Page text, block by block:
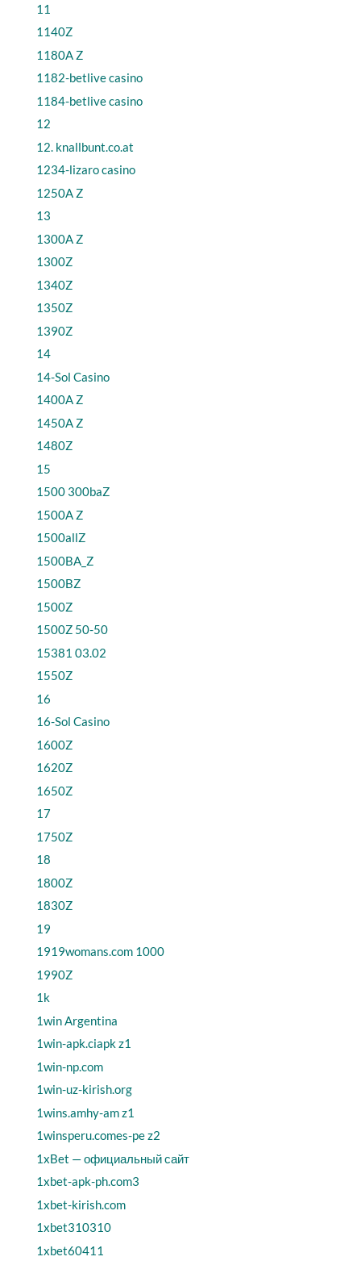
11
1140Z
1180A Z
1182-betlive casino
1184-betlive casino
12
12. knallbunt.co.at
1234-lizaro casino
1250A Z
13
1300A Z
1300Z
1340Z
1350Z
1390Z
14
14-Sol Casino
1400A Z
1450A Z
1480Z
15
1500 300baZ
1500A Z
1500allZ
1500BA_Z
1500BZ
1500Z
1500Z 50-50
15381 03.02
1550Z
16
16-Sol Casino
1600Z
1620Z
1650Z
17
1750Z
18
1800Z
1830Z
19
1919womans.com 1000
1990Z
1k
1win Argentina
1win-apk.ciapk z1
1win-np.com
1win-uz-kirish.org
1wins.amhy-am z1
1winsperu.comes-pe z2
1xBet — официальный сайт
1xbet-apk-ph.com3
1xbet-kirish.com
1xbet310310
1xbet60411